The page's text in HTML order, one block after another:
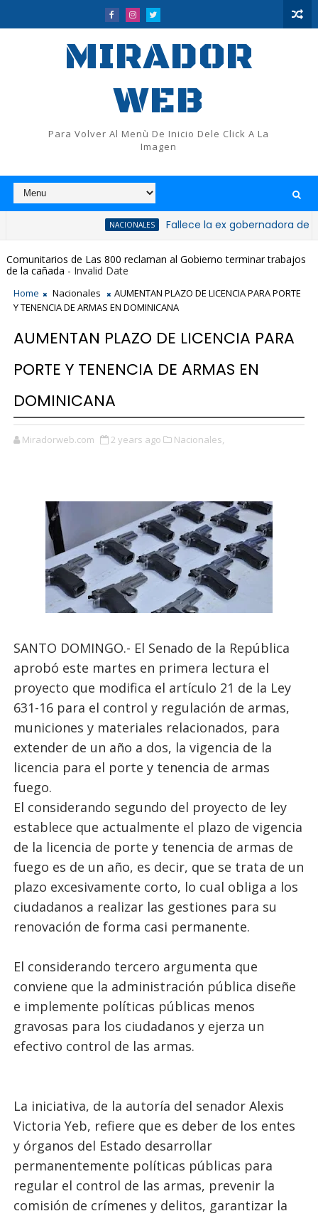
MIRADOR
WEB
Para Volver Al Menù De Inicio Dele Click A La
Imagen
Fallece la ex gobernadora de San
de Judith Amada Sosa Wyatt
Comunitarios de Las 800 reclaman al Gobierno terminar trabajos
de la cañada - Invalid Date
Home Nacionales
AUMENTAN PLAZO DE LICENCIA PARA PORTE
Y TENENCIA DE ARMAS EN DOMINICANA
AUMENTAN PLAZO DE LICENCIA PARA
PORTE Y TENENCIA DE ARMAS EN
DOMINICANA
Miradorweb.com 2 years ago Nacionales,
SANTO DOMINGO.- El Senado de la República
aprobó este martes en primera lectura el
proyecto que modifica el artículo 21 de la Ley
631-16 para el control y regulación de armas,
municiones y materiales relacionados, para
extender de un año a dos, la vigencia de la
licencia para el porte y tenencia de armas
fuego.
El considerando segundo del proyecto de ley
establece que actualmente el plazo de vigencia
de la licencia de porte y tenencia de armas de
fuego es de un año, es decir, que se trata de un
plazo excesivamente corto, lo cual obliga a los
ciudadanos a realizar las gestiones para su
renovación de forma casi permanente.
El considerando tercero argumenta que
conviene que la administración pública diseñe
e implemente políticas públicas menos
gravosas para los ciudadanos y ejerza un
efectivo control de las armas.
La iniciativa, de la autoría del senador Alexis
Victoria Yeb, refiere que es deber de los entes
y órganos del Estado desarrollar
permanentemente políticas públicas para
regular el control de las armas, prevenir la
comisión de crímenes y delitos, garantizar la